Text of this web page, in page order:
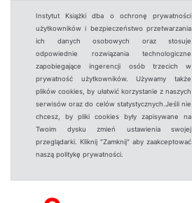
Instytut Książki dba o ochronę prywatności
użytkowników i bezpieczeństwo przetwarzania
ich danych osobowych oraz stosuje
odpowiednie rozwiązania technologiczne
zapobiegające ingerencji osób trzecich w
prywatność użytkowników. Używamy także
plików cookies, by ułatwić korzystanie z naszych
serwisów oraz do celów statystycznych.Jeśli nie
chcesz, by pliki cookies były zapisywane na
Twoim dysku zmień ustawienia swojej
przeglądarki. Kliknij "Zamknij" aby zaakceptować
naszą politykę prywatności.